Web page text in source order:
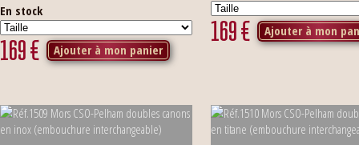
En stock
169€ Ajouter à mon panier
169€ Ajouter à mon